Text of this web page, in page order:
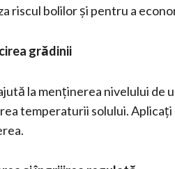
riscul bolilor și pentru a
grădinii
la menținerea nivelului de
temperaturii solului.